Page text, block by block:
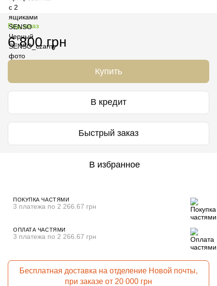
Под заказ
6 800 грн
Купить
В кредит
Быстрый заказ
В избранное
ПОКУПКА ЧАСТЯМИ
3 платежа по 2 266.67 грн
ОПЛАТА ЧАСТЯМИ
3 платежа по 2 266.67 грн
Бесплатная доставка на отделение Новой почты,
при заказе от 20 000 грн